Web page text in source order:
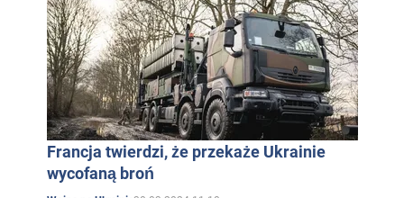
Francja twierdzi, że przekaże Ukrainie
wycofaną broń